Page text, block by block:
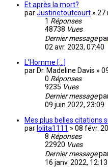
Et après la mort?
parJustinetoutcourt » 27
1 Réponses
48738 Vues
Dernier message
02 avr. 2023, 07:40
L’Homme […]
par Dr. Madeline Davis »
0 Réponses
9235 Vues
Dernier message
09 juin 2022, 23:09
Mes plus belles citations
par lolita1111 » 08 févr.
8 Réponses
22920 Vues
Dernier message
16 janv. 2022, 12:13